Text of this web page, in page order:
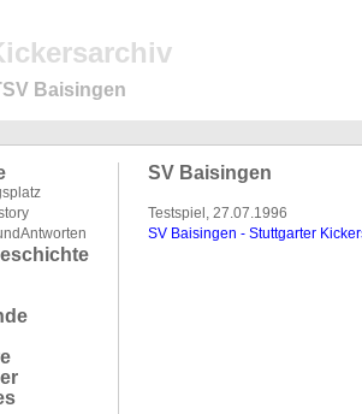
Baisingen
SV Baisingen
Testspiel, 27.07.1996
SV Baisingen - Stuttgarter